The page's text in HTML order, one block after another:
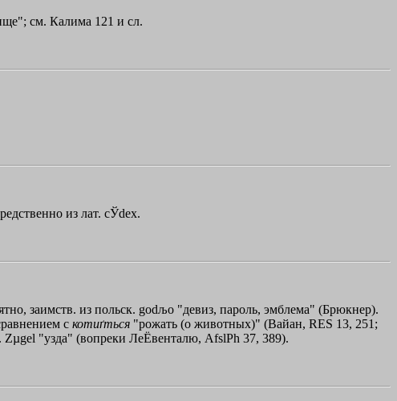
см. Калима 121 и сл.
из лат. сЎdех.
заимств. из польск. godљo "девиз, пароль, эмблема" (Брюкнер).
с котиґться "рожать (о животных)" (Вайан, RЕS 13, 251;
"узда" (вопреки ЛеЁвенталю, AfslPh 37, 389).